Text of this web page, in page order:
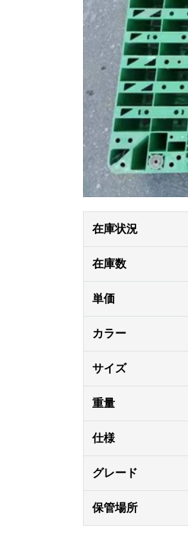
在庫状況
在庫数
単価
カラー
サイズ
重量
仕様
グレード
保管場所